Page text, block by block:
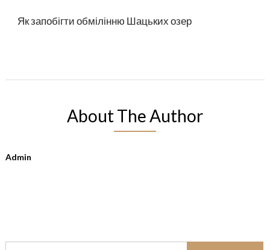
Як запобігти обмілінню Шацьких озер
About The Author
Admin